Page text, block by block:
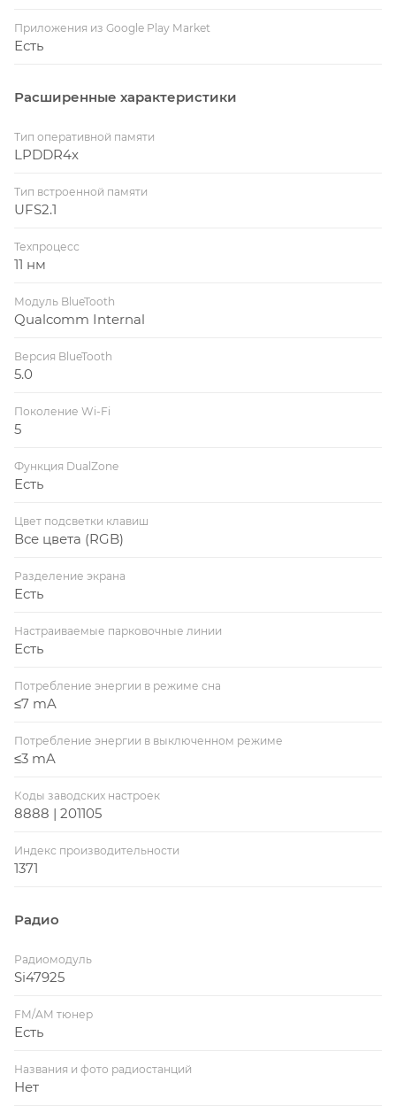
Приложения из Google Play Market
Есть
Расширенные характеристики
Тип оперативной памяти
LPDDR4x
Тип встроенной памяти
UFS2.1
Техпроцесс
11 нм
Модуль BlueTooth
Qualcomm Internal
Версия BlueTooth
5.0
Поколение Wi-Fi
5
Функция DualZone
Есть
Цвет подсветки клавиш
Все цвета (RGB)
Разделение экрана
Есть
Настраиваемые парковочные линии
Есть
Потребление энергии в режиме сна
≤7 mA
Потребление энергии в выключенном режиме
≤3 mA
Коды заводских настроек
8888 | 201105
Индекс производительности
1371
Радио
Радиомодуль
Si47925
FM/AM тюнер
Есть
Названия и фото радиостанций
Нет